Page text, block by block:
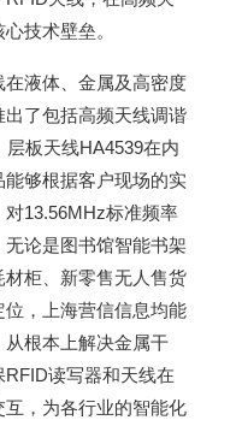
技术壁垒。
在液体、金属及高密度
了包括高频天线调谐
板天线HA4539在内
够根据客户现场的实
13.56MHz标准频率
论是图书馆智能书架
柜、新零售无人售货
，上海营信信息均能
根本上解决金属干
读写器和天线在
，为各行业的智能化